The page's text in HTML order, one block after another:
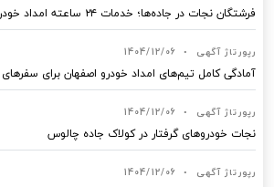
فرشتگان نجات در جاده‌ها؛ خدمات ۲۴ ساعته امداد خودرو سمنان
رپورتاژ آگهی •
1404/12/06
آمادگی کامل تیم‌های امداد خودرو اصفهان برای سفرهای
رپورتاژ آگهی •
1404/12/06
نجات خودروهای گرفتار در کولاک جاده چالوس
رپورتاژ آگهی •
1404/12/06